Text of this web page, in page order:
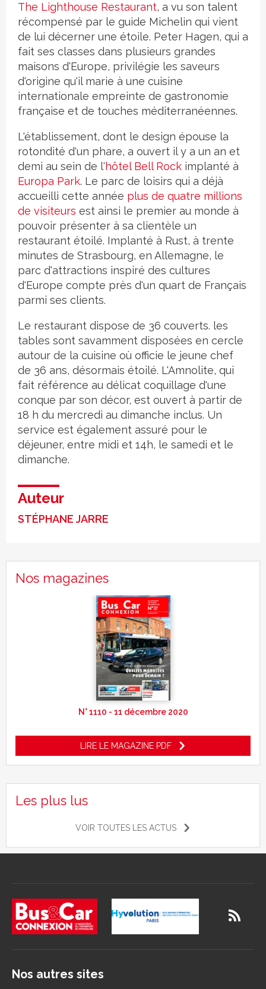
The Lighthouse Restaurant, a vu son talent
récompensé par le guide Michelin qui vient
de lui décerner une étoile. Peter Hagen, qui a
fait ses classes dans plusieurs grandes
maisons d'Europe, privilégie les saveurs
d'origine qu'il marie à une cuisine
internationale empreinte de gastronomie
française et de touches méditerranéennes.
L'établissement, dont le design épouse la
rotondité d'un phare, a ouvert il y a un an et
demi au sein de l'hôtel Bell Rock implanté à
Europa Park. Le parc de loisirs qui a déjà
accueilli cette année plus de quatre millions
de visiteurs est ainsi le premier au monde à
pouvoir présenter à sa clientèle un
restaurant étoilé. Implanté à Rust, à trente
minutes de Strasbourg, en Allemagne, le
parc d'attractions inspiré des cultures
d'Europe compte près d'un quart de Français
parmi ses clients.
Le restaurant dispose de 36 couverts. les
tables sont savamment disposées en cercle
autour de la cuisine où officie le jeune chef
de 36 ans, désormais étoilé. L'Amnolite, qui
fait référence au délicat coquillage d'une
conque par son décor, est ouvert à partir de
18 h du mercredi au dimanche inclus. Un
service est également assuré pour le
déjeuner, entre midi et 14h, le samedi et le
dimanche.
Auteur
STÉPHANE JARRE
Nos magazines
N° 1110 - 11 décembre 2020
LIRE LE MAGAZINE PDF
Les plus lus
VOIR TOUTES LES ACTUS
Nos autres sites